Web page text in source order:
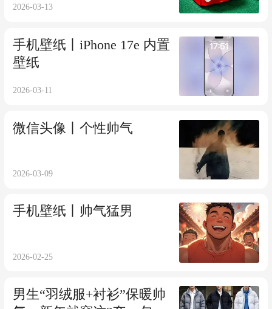
2026-03-13
手机壁纸丨iPhone 17e 内置
壁纸
2026-03-11
微信头像丨个性帅气
2026-03-09
手机壁纸丨帅气猛男
2026-02-25
男生“羽绒服+衬衫”保暖帅